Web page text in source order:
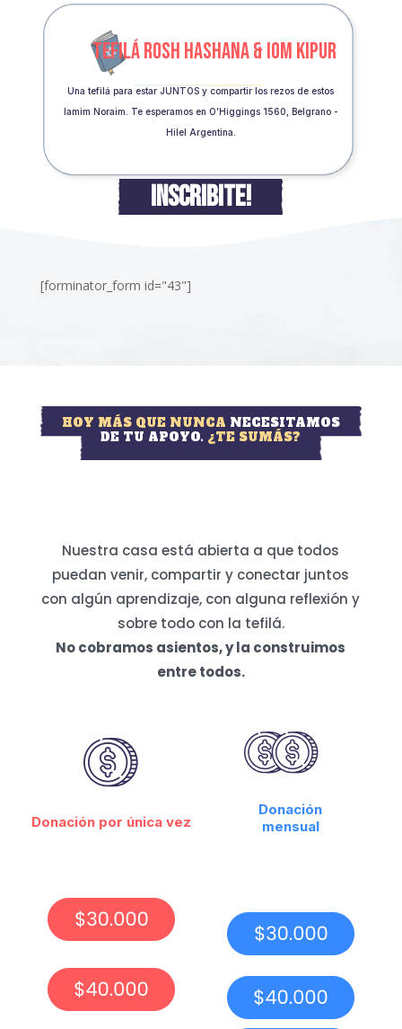
TEFILÁ ROSH HASHANA & IOM KIPUR
Una tefilá para estar JUNTOS y compartir los rezos de estos
Iamim Noraim. Te esperamos en O’Higgings 1560, Belgrano -
Hilel Argentina.
INSCRIBITE!
[forminator_form id="43"]
HOY MÁS QUE NUNCA NECESITAMOS
DE TU APOYO. ¿TE SUMÁS?
Nuestra casa está abierta a que todos
puedan venir, compartir y conectar juntos
con algún aprendizaje, con alguna reflexión y
sobre todo con la tefilá.
No cobramos asientos, y la construimos
entre todos.
Donación por única vez
Donación
mensual